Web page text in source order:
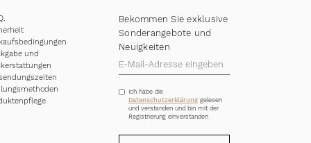
und
Bekommen Sie exklusive
Sonderangebote und
Neuigkeiten
Ich habe die
Datenschutzerklärunggelesen
und verstanden und bin mit der
Registrierung einverstanden